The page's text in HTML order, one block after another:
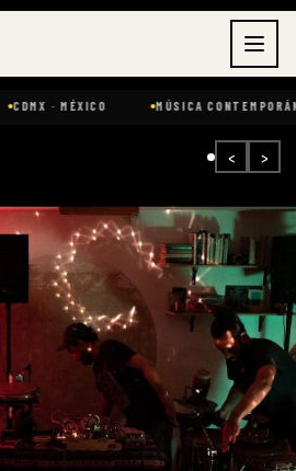
CDMX · MÉXICO MÚSICA CONTEMPORÁNEA
‹ ›